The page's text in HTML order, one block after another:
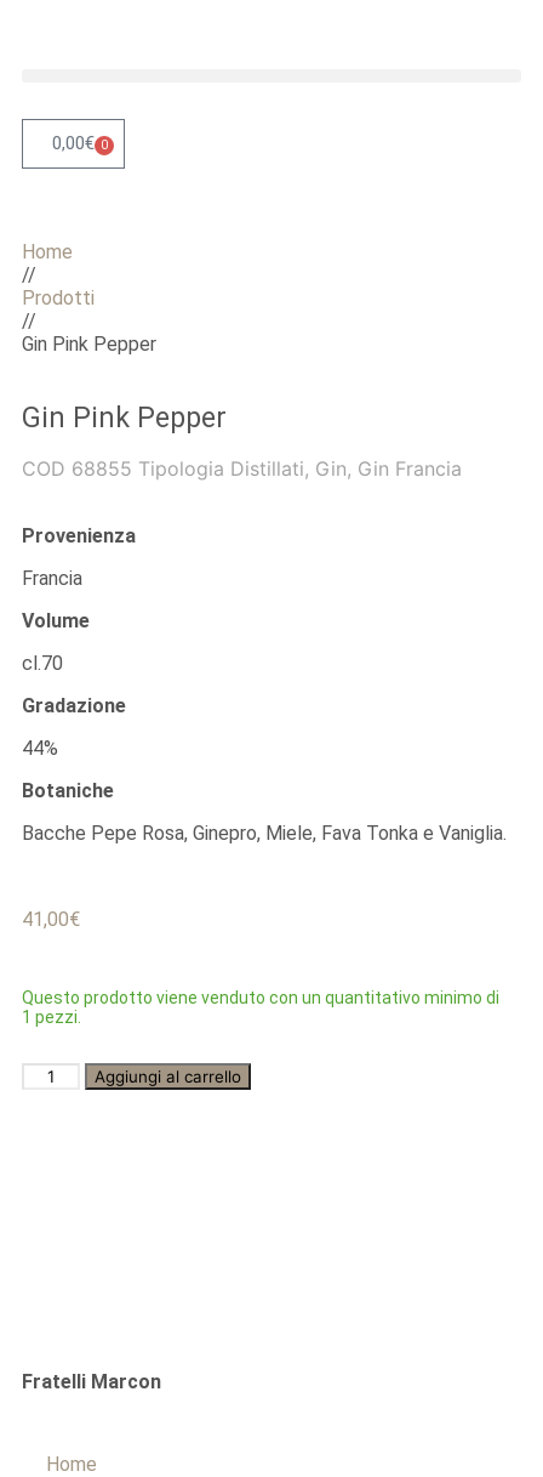
0,00€ 0
Home
//
Prodotti
//
Gin Pink Pepper
Gin Pink Pepper
COD 68855 Tipologia Distillati, Gin, Gin Francia
Provenienza
Francia
Volume
cl.70
Gradazione
44%
Botaniche
Bacche Pepe Rosa, Ginepro, Miele, Fava Tonka e Vaniglia.
41,00€
Questo prodotto viene venduto con un quantitativo minimo di
1 pezzi.
Aggiungi al carrello
Fratelli Marcon
Home